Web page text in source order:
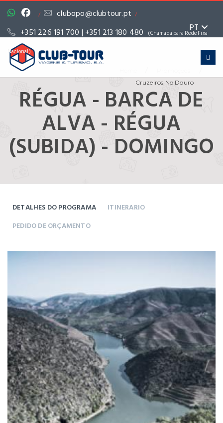
/ clubopo@clubtour.pt /
+351 226 191 700 | +351 213 180 480 (Chamada para Rede Fixa
Nacional)
PT
Cruzeiros No Douro
RÉGUA - BARCA DE
ALVA - RÉGUA
(SUBIDA) - DOMINGO
DETALHES DO PROGRAMA
ITINERARIO
PEDIDO DE ORÇAMENTO